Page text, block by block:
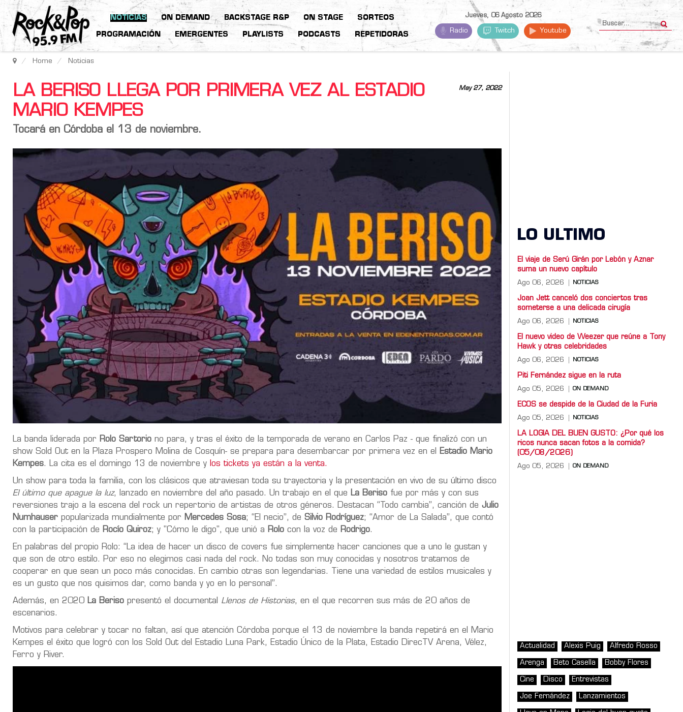
NOTICIAS ON DEMAND BACKSTAGE R&P ON STAGE SORTEOS
PROGRAMACIÓN EMERGENTES PLAYLISTS PODCASTS REPETIDORAS
Jueves, 06 Agosto 2026
Radio Twitch Youtube
Home Noticias
May 27, 2022
LA BERISO LLEGA POR PRIMERA VEZ AL ESTADIO
MARIO KEMPES
Tocará en Córdoba el 13 de noviembre.
La banda liderada por Rolo Sartorio no para, y tras el éxito de la temporada de verano en Carlos Paz - que finalizó con un
show Sold Out en la Plaza Prospero Molina de Cosquín- se prepara para desembarcar por primera vez en el
Estadio Mario
Kempes. La cita es el domingo 13 de noviembre y los tickets ya están a la venta.
Un show para toda la familia, con los clásicos que atraviesan toda su trayectoria y la presentación en vivo de su último disco
El último que apague la luz, lanzado en noviembre del año pasado. Un trabajo en el que La Beriso fue por más y con sus
reversiones trajo a la escena del rock un repertorio de artistas de otros géneros. Destacan “Todo cambia”, canción de Julio
Numhauser popularizada mundialmente por Mercedes Sosa; “El necio”, de Silvio Rodríguez; “Amor de La Salada”, que contó
con la participación de Rocío Quiroz; y "Cómo le digo", que unió a Rolo con la voz de Rodrigo.
En palabras del propio Rolo: “La idea de hacer un disco de covers fue simplemente hacer canciones que a uno le gustan y
que son de otro estilo. Por eso no elegimos casi nada del rock. No todas son muy conocidas y nosotros tratamos de
cooperar en que sean un poco más conocidas. En cambio otras son legendarias. Tiene una variedad de estilos musicales y
es un gusto que nos quisimos dar, como banda y yo en lo personal”.
Además, en 2020 La Beriso presentó el documental Llenos de Historias, en el que recorren sus más de 20 años de
escenarios.
Motivos para celebrar y tocar no faltan, así que atención Córdoba porque el 13 de noviembre la banda repetirá en el Mario
Kempes el éxito que logró con los Sold Out del Estadio Luna Park, Estadio Único de la Plata, Estadio DirecTV Arena, Vélez,
Ferro y River.
LO ULTIMO
El viaje de Serú Girán por Lebón y Aznar
suma un nuevo capítulo
Ago 06, 2026 NOTICIAS
Joan Jett canceló dos conciertos tras
someterse a una delicada cirugía
Ago 06, 2026 NOTICIAS
El nuevo video de Weezer que reúne a Tony
Hawk y otras celebridades
Ago 06, 2026 NOTICIAS
Piti Fernández sigue en la ruta
Ago 05, 2026 ON DEMAND
ECOS se despide de la Ciudad de la Furia
Ago 05, 2026 NOTICIAS
LA LOGIA DEL BUEN GUSTO: ¿Por qué los
ricos nunca sacan fotos a la comida?
(05/08/2026)
Ago 05, 2026 ON DEMAND
Actualidad Alexis Puig Alfredo Rosso
Arenga Beto Casella Bobby Flores
Cine Disco Entrevistas
Joe Fernández Lanzamientos